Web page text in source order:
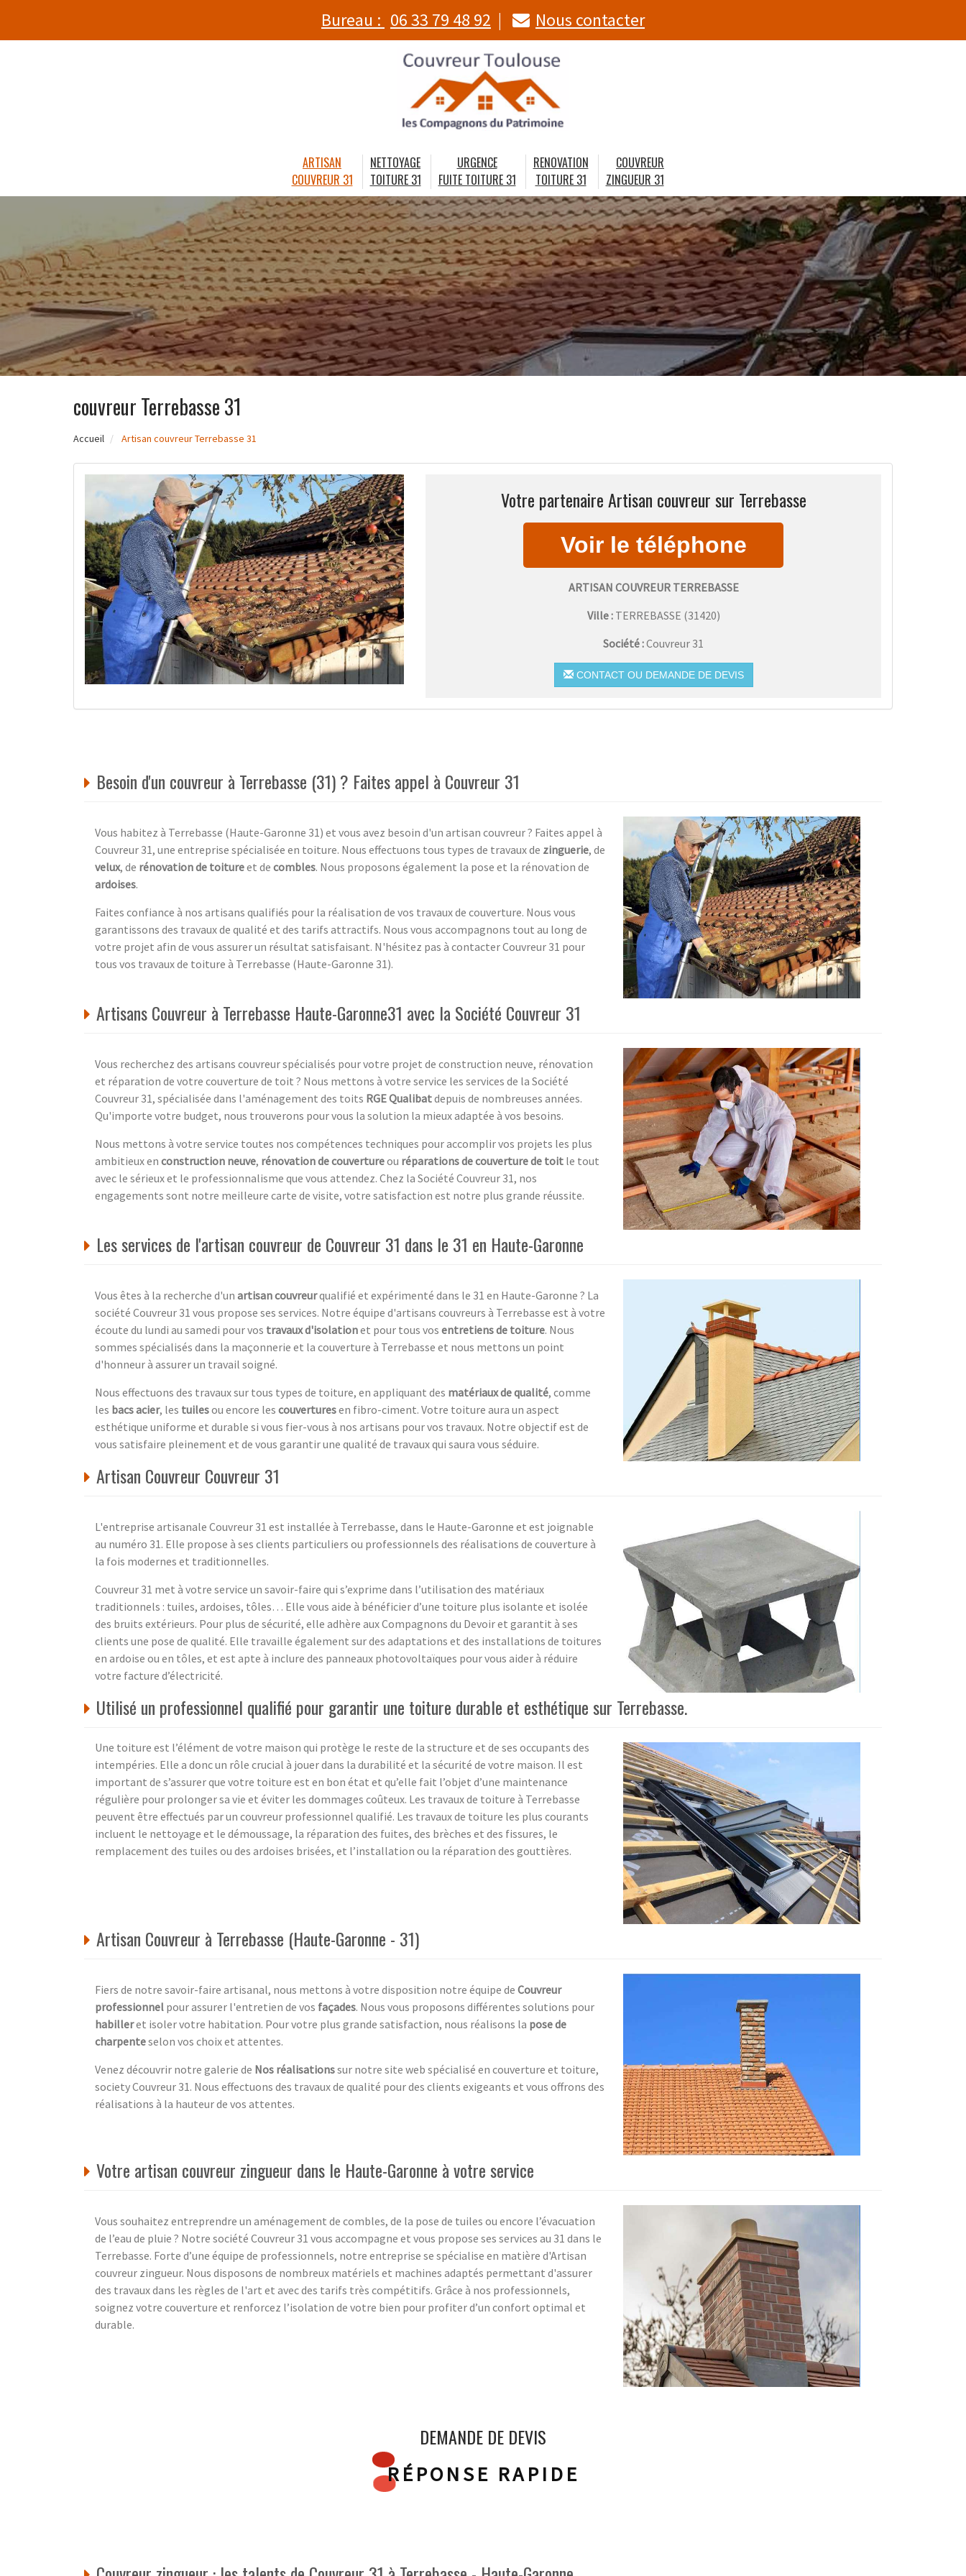
Bureau : 06 33 79 48 92 Nous contacter
ARTISAN
COUVREUR 31
NETTOYAGE
TOITURE 31
URGENCE
FUITE TOITURE 31
RENOVATION
TOITURE 31
COUVREUR
ZINGUEUR 31
couvreur Terrebasse 31
Accueil Artisan couvreur Terrebasse 31
Votre partenaire Artisan couvreur sur Terrebasse
ARTISAN COUVREUR TERREBASSE
Ville : TERREBASSE (31420)
Société :Couvreur 31
CONTACT OU DEMANDE DE DEVIS
Besoin d'un couvreur à Terrebasse (31) ? Faites appel à Couvreur 31
Vous habitez à Terrebasse (Haute-Garonne 31) et vous avez besoin d'un artisan couvreur ? Faites appel à
Couvreur 31, une entreprise spécialisée en toiture. Nous effectuons tous types de travaux de zinguerie, de
velux, de rénovation de toitureet de combles. Nous proposons également la pose et la rénovation de
ardoises.
Faites confiance à nos artisans qualifiés pour la réalisation de vos travaux de couverture. Nous vous
garantissons des travaux de qualité et des tarifs attractifs. Nous vous accompagnons tout au long de
votre projet afin de vous assurer un résultat satisfaisant. N'hésitez pas à contacter Couvreur 31 pour
tous vos travaux de toiture à Terrebasse (Haute-Garonne 31).
Artisans Couvreur à Terrebasse Haute-Garonne31 avec la Société Couvreur 31
Vous recherchez des artisans couvreur spécialisés pour votre projet de construction neuve, rénovation
et réparation de votre couverture de toit ? Nous mettons à votre service les services de la Société
Couvreur 31, spécialisée dans l'aménagement des toits RGE Qualibatdepuis de nombreuses années.
Qu'importe votre budget, nous trouverons pour vous la solution la mieux adaptée à vos besoins.
Nous mettons à votre service toutes nos compétences techniques pour accomplir vos projets les plus
ambitieux en construction neuve, rénovation de couvertureou réparations de couverture de toit le tout
avec le sérieux et le professionnalisme que vous attendez. Chez la Société Couvreur 31, nos
engagements sont notre meilleure carte de visite, votre satisfaction est notre plus grande réussite.
Les services de l'artisan couvreur de Couvreur 31 dans le 31 en Haute-Garonne
Vous êtes à la recherche d'un artisan couvreurqualifié et expérimenté dans le 31 en Haute-Garonne ? La
société Couvreur 31 vous propose ses services. Notre équipe d'artisans couvreurs à Terrebasse est à votre
écoute du lundi au samedi pour vos travaux d'isolationet pour tous vos entretiens de toiture. Nous
sommes spécialisés dans la maçonnerie et la couverture à Terrebasse et nous mettons un point
d'honneur à assurer un travail soigné.
Nous effectuons des travaux sur tous types de toiture, en appliquant des matériaux de qualité, comme
les bacs acier, les tuilesou encore les couverturesen fibro-ciment. Votre toiture aura un aspect
esthétique uniforme et durable si vous fier-vous à nos artisans pour vos travaux. Notre objectif est de
vous satisfaire pleinement et de vous garantir une qualité de travaux qui saura vous séduire.
Artisan Couvreur Couvreur 31
L'entreprise artisanale Couvreur 31 est installée à Terrebasse, dans le Haute-Garonne et est joignable
au numéro 31. Elle propose à ses clients particuliers ou professionnels des réalisations de couverture à
la fois modernes et traditionnelles.
Couvreur 31 met à votre service un savoir-faire qui s’exprime dans l’utilisation des matériaux
traditionnels : tuiles, ardoises, tôles… Elle vous aide à bénéficier d’une toiture plus isolante et isolée
des bruits extérieurs. Pour plus de sécurité, elle adhère aux Compagnons du Devoir et garantit à ses
clients une pose de qualité. Elle travaille également sur des adaptations et des installations de toitures
en ardoise ou en tôles, et est apte à inclure des panneaux photovoltaïques pour vous aider à réduire
votre facture d’électricité.
Utilisé un professionnel qualifié pour garantir une toiture durable et esthétique sur Terrebasse.
Une toiture est l’élément de votre maison qui protège le reste de la structure et de ses occupants des
intempéries. Elle a donc un rôle crucial à jouer dans la durabilité et la sécurité de votre maison. Il est
important de s’assurer que votre toiture est en bon état et qu’elle fait l’objet d’une maintenance
régulière pour prolonger sa vie et éviter les dommages coûteux. Les travaux de toiture à Terrebasse
peuvent être effectués par un couvreur professionnel qualifié. Les travaux de toiture les plus courants
incluent le nettoyage et le démoussage, la réparation des fuites, des brèches et des fissures, le
remplacement des tuiles ou des ardoises brisées, et l’installation ou la réparation des gouttières.
Artisan Couvreur à Terrebasse (Haute-Garonne - 31)
Fiers de notre savoir-faire artisanal, nous mettons à votre disposition notre équipe de Couvreur
professionnel pour assurer l'entretien de vos façades. Nous vous proposons différentes solutions pour
habilleret isoler votre habitation. Pour votre plus grande satisfaction, nous réalisons la pose de
charpenteselon vos choix et attentes.
Venez découvrir notre galerie de Nos réalisationssur notre site web spécialisé en couverture et toiture,
society Couvreur 31. Nous effectuons des travaux de qualité pour des clients exigeants et vous offrons des
réalisations à la hauteur de vos attentes.
Votre artisan couvreur zingueur dans le Haute-Garonne à votre service
Vous souhaitez entreprendre un aménagement de combles, de la pose de tuiles ou encore l’évacuation
de l’eau de pluie ? Notre société Couvreur 31 vous accompagne et vous propose ses services au 31 dans le
Terrebasse. Forte d’une équipe de professionnels, notre entreprise se spécialise en matière d'Artisan
couvreur zingueur. Nous disposons de nombreux matériels et machines adaptés permettant d'assurer
des travaux dans les règles de l'art et avec des tarifs très compétitifs. Grâce à nos professionnels,
soignez votre couverture et renforcez l’isolation de votre bien pour profiter d’un confort optimal et
durable.
DEMANDE DE DEVIS
RÉPONSE RAPIDE